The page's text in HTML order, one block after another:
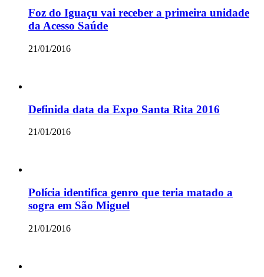
Foz do Iguaçu vai receber a primeira unidade
da Acesso Saúde
21/01/2016
Definida data da Expo Santa Rita 2016
21/01/2016
Polícia identifica genro que teria matado a
sogra em São Miguel
21/01/2016